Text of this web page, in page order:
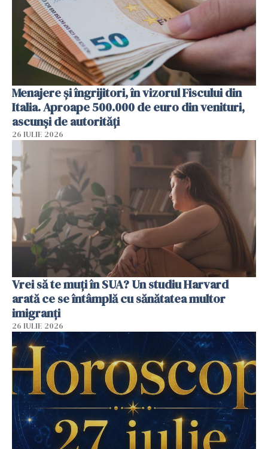
Menajere și îngrijitori, în vizorul Fiscului din
Italia. Aproape 500.000 de euro din venituri,
ascunși de autorități
26 IULIE 2026
Vrei să te muți în SUA? Un studiu Harvard
arată ce se întâmplă cu sănătatea multor
imigranți
26 IULIE 2026